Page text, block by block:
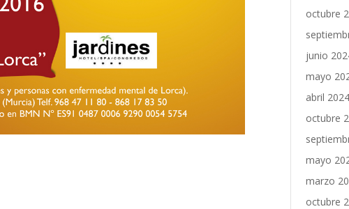
octubre
junio
mayo
abril 2024
octubre
mayo
marzo
octubre